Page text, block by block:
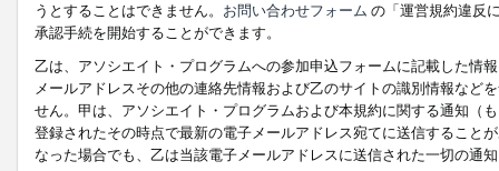
うとすることはできません。 お問い合わせフォーム の「運営規約違反
承認手続を開始することができます。
乙は、アソシエイト・プログラムへの参加申込フォームに記載した情
メールアドレスその他の連絡先情報および乙のサイトの識別情報など
せん。甲は、アソシエイト・プログラムおよび本規約に関する通知（
登録されたその時点で最新の電子メールアドレス宛てに送信すること
なった場合でも、乙は当該電子メールアドレスに送信された一切の通